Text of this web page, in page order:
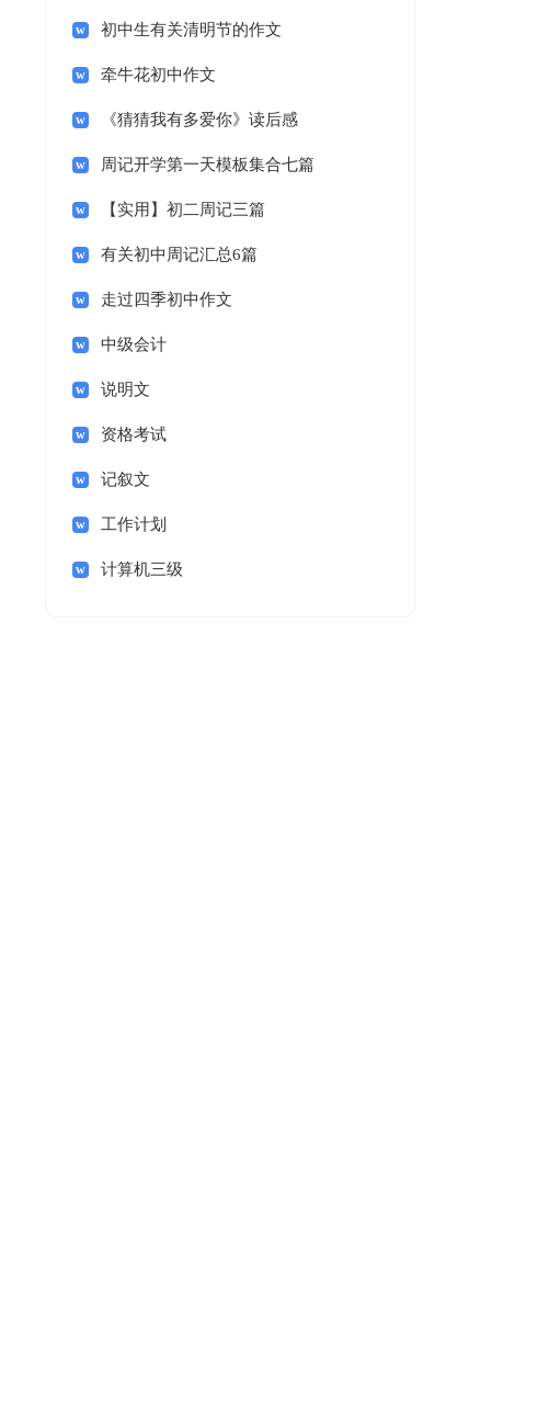
初中生有关清明节的作文
牵牛花初中作文
《猜猜我有多爱你》读后感
周记开学第一天模板集合七篇
【实用】初二周记三篇
有关初中周记汇总6篇
走过四季初中作文
中级会计
说明文
资格考试
记叙文
工作计划
计算机三级